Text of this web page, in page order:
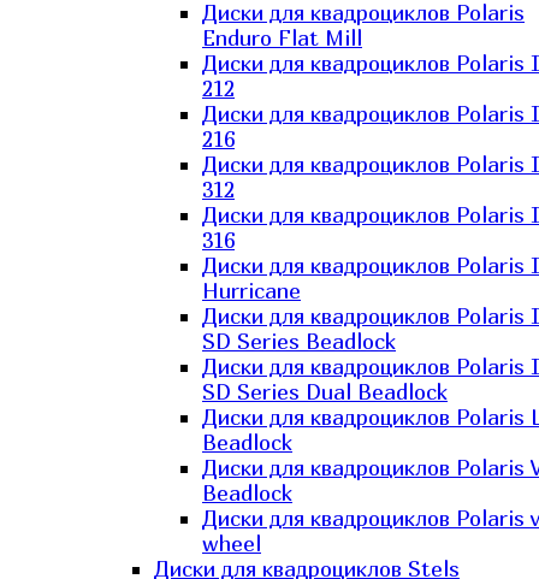
Диски для квадроциклов Polaris
Enduro Flat Mill
Диски для квадроциклов Polaris
212
Диски для квадроциклов Polaris
216
Диски для квадроциклов Polaris
312
Диски для квадроциклов Polaris
316
Диски для квадроциклов Polaris
Hurricane
Диски для квадроциклов Polaris
SD Series Beadlock
Диски для квадроциклов Polaris
SD Series Dual Beadlock
Диски для квадроциклов Polaris
Beadlock
Диски для квадроциклов Polaris
Beadlock
Диски для квадроциклов Polaris
wheel
Диски для квадроциклов Stels